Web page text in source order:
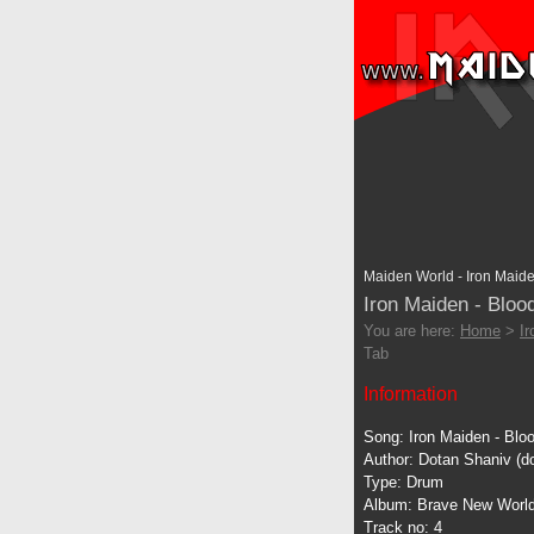
Maiden World - Iron
Iron Maiden -
You are here: Home >
Tab
Information
Song: Iron Maiden -
Author: Dotan Shaniv
Type: Drum
Album: Brave New
Track no: 4